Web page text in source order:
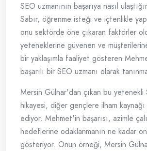
SEO uzmanının başarıya nasıl
Sabır, öğrenme isteği ve içtenlikle
onu sektörde öne çıkaran faktörler
yeteneklerine güvenen ve
bir yaklaşımla faaliyet gösteren
başarılı bir SEO uzmanı olarak
Mersin Gülnar'dan çıkan bu yetenekli
hikayesi, diğer gençlere ilham
ediyor. Mehmet'in başarısı, azimle
hedeflerine odaklanmanın ne kadar
gösteriyor. Onun örneği, Mersin